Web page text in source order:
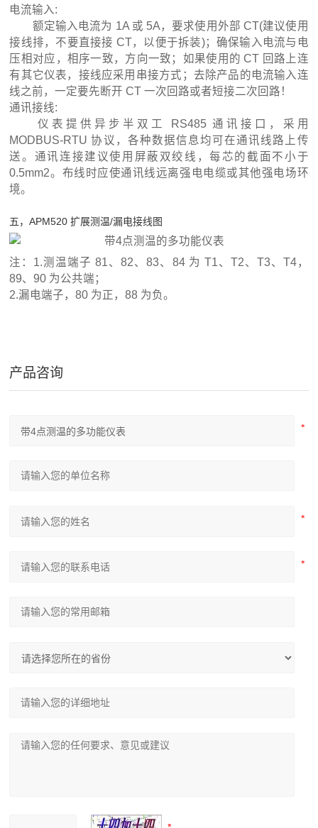
电流输入:
额定输入电流为 1A 或 5A，要求使用外部 CT(建议使用
接线排，不要直接接 CT，以便于拆装)；确保输入电流与电
压相对应，相序一致，方向一致；如果使用的 CT 回路上连
有其它仪表，接线应采用串接方式；去除产品的电流输入连
线之前，一定要先断开 CT 一次回路或者短接二次回路！
通讯接线:
仪表提供异步半双工 RS485 通讯接口，采用
MODBUS-RTU 协议，各种数据信息均可在通讯线路上传
送。通讯连接建议使用屏蔽双绞线，每芯的截面不小于
0.5mm2。布线时应使通讯线远离强电电缆或其他强电场环
境。
五，APM520 扩展测温/漏电接线图
注：1.测温端子 81、82、83、84 为 T1、T2、T3、T4，
89、90 为公共端；
2.漏电端子，80 为正，88 为负。
产品咨询